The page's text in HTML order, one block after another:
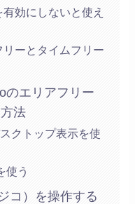
効にしないと使え
ーとタイムフリー
のエリアフリー
法
クトップ表示を使
使う
コ）を操作する